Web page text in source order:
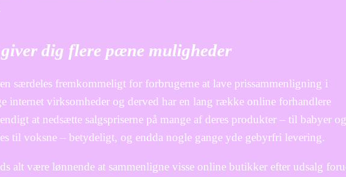
dig flere pæne muligheder
særdeles fremkommeligt for forbrugerne at lave prissammenligning i
internet virksomheder og derved har en lang række online forhandlere
at nedsætte salgspriserne på mange af deres produkter – til babyer og
til voksne – betydeligt, og endda nogle gange yde gebyrfri levering.
alt være lønnende at sammenligne visse online butikker efter udsalg